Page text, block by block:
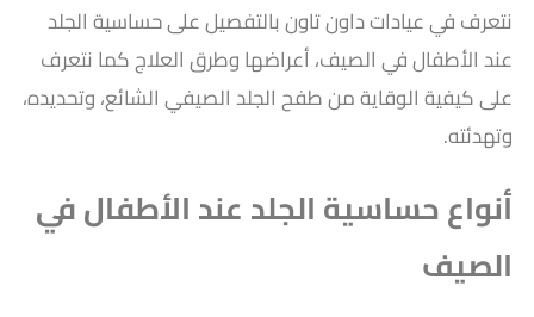
نتعرف في عيادات داون تاون بالتفصيل على حساسية الجلد
عند الأطفال في الصيف​، أعراضها وطرق العلاج كما نتعرف
على كيفية الوقاية من طفح الجلد الصيفي الشائع، وتحديده،
وتهدئته.
أنواع حساسية الجلد عند الأطفال في
الصيف​